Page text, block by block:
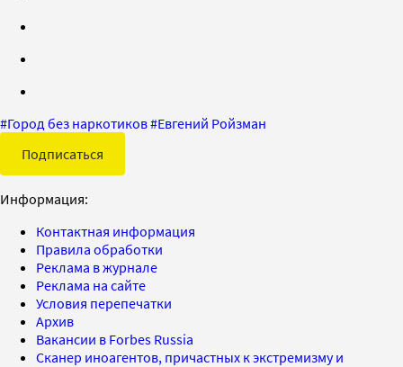
#Город без наркотиков#Евгений Ройзман
Подписаться
Информация:
Контактная информация
Правила обработки
Реклама в журнале
Реклама на сайте
Условия перепечатки
Архив
Вакансии в Forbes Russia
Сканер иноагентов, причастных к экстремизму и